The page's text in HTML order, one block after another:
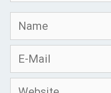
Name
E-
Mail
Website